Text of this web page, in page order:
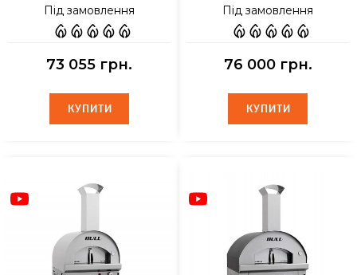
Під замовлення
73 055 грн.
КУПИТИ
КУПИТИ
Під замовлення
76 000 грн.
КУПИТИ
КУПИТИ